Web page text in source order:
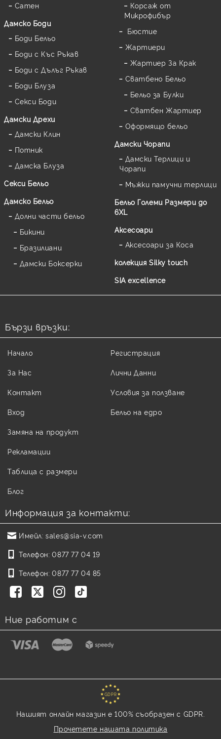
Сатен
Дамскo Боди
Боди Бельо
Боди с Къс Ръкав
Боди с Дълъг Ръкав
Боди Блуза
Секси Боди
Дамски Дрехи
Дамски Клин
Потник
Дамска Блуза
Секси Бельо
Дамско Бельо
Долни части бельо
Бикини
Бразилиани
Дамски Боксерки
Корсаж от
Микрофибър
Бюстие
Жартиери
Жартиер За Крак
Сватбено Бельо
Бельо за Булки
Сватбен Жартиер
Оформящо бельо
Дамски Чорапи
Дамски Терлици и
Чорапи
Мъжки памучни терлици
Бельо Големи Размери до
6XL
Аксесоари
Аксесоари за Коса
колекция Silky touch
SIA excellence
Бързи връзки:
Начало
За Нас
Контакт
Вход
Регистрация
Лични Данни
Условия за ползване
Бельо на едро
Замяна на продукт
Рекламации
Таблица с размери
Блог
Информация за контакти:
Имейл: sales@sia-v.com
Телефон: 0877 77 04 19
Телефон: 0877 77 04 85
Ние работим с
GDPR
Нашият онлайн магазин е 100% съобразен с GDPR.
Прочетете нашата политика